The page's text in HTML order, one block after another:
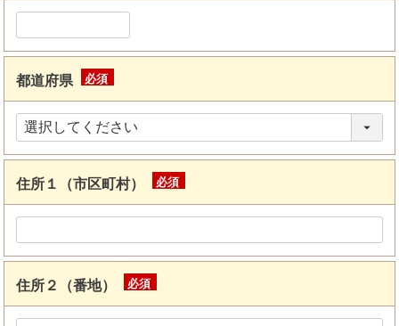
須)
都道府県
須)
住所１（市区町村）
須)
住所２（番地）
須)